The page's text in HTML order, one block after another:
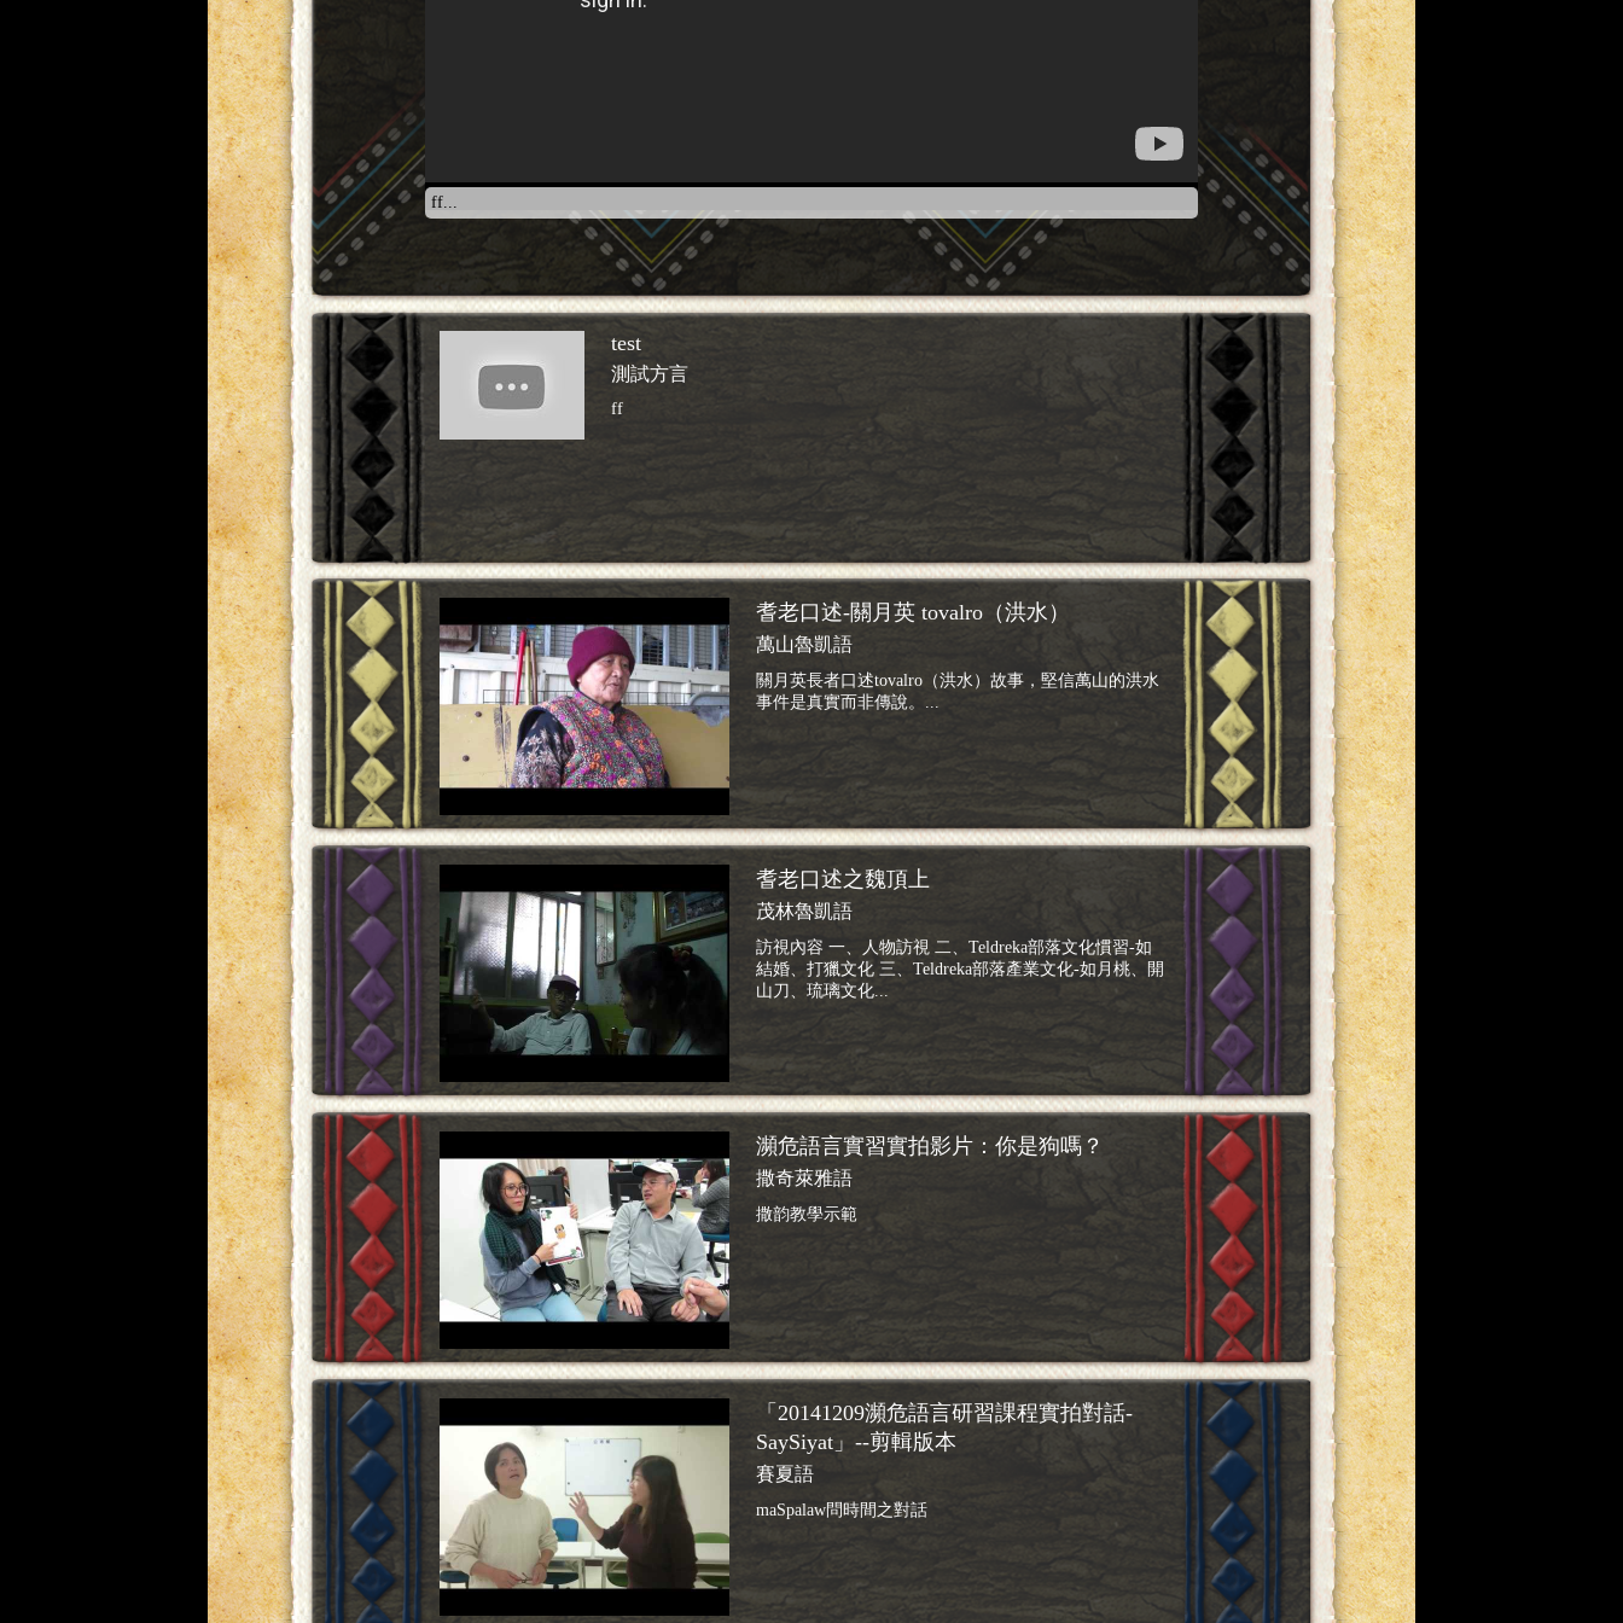
ff...
test
測試方言
ff
耆老口述-關月英 tovalro（洪水）
萬山魯凱語
關月英長者口述tovalro（洪水）故事，堅信萬山的洪水
事件是真實而非傳說。...
耆老口述之魏頂上
茂林魯凱語
訪視內容 一、人物訪視 二、Teldreka部落文化慣習-如
結婚、打獵文化 三、Teldreka部落產業文化-如月桃、開
山刀、琉璃文化...
瀕危語言實習實拍影片：你是狗嗎？
撒奇萊雅語
撒韵教學示範
「20141209瀕危語言研習課程實拍對話-
SaySiyat」--剪輯版本
賽夏語
maSpalaw問時間之對話